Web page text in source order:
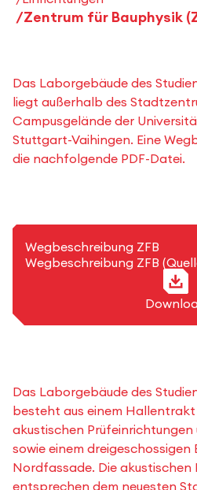
Zentrum für Bauphysik
Das Laborgebäude des
liegt außerhalb des
Campusgelände der
Stuttgart-Vaihingen. Eine
die nachfolgende PDF-Datei.
PDF-Format
Wegbeschreibung ZFB
Wegbeschreibung ZFB
Das Laborgebäude des
besteht aus einem
akustischen
sowie einem dreigeschossigen
Nordfassade. Die akustischen
entsprechen dem neuesten